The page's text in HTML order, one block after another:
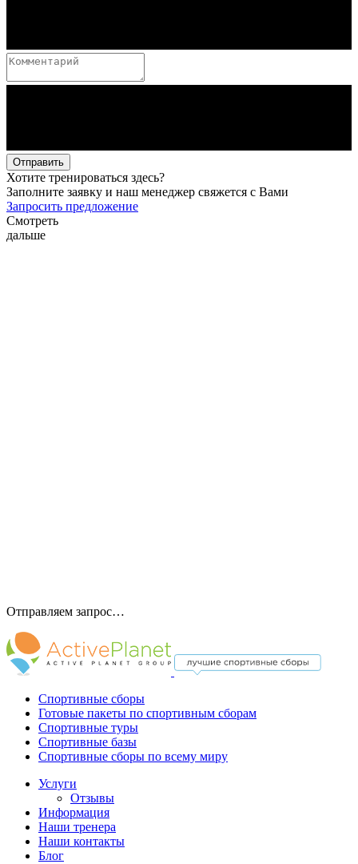
Отправить
Хотите тренироваться здесь?
Заполните заявку и наш менеджер свяжется с Вами
Запросить предложение
Смотреть
дальше
Отправляем запрос…
Спортивные сборы
Готовые пакеты по спортивным сборам
Спортивные туры
Спортивные базы
Спортивные сборы по всему миру
Услуги
Отзывы
Информация
Наши тренера
Наши контакты
Блог